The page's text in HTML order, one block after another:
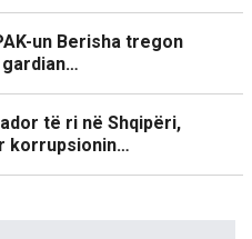
un Berisha tregon
të ri në Shqipëri,
korrupsionin…